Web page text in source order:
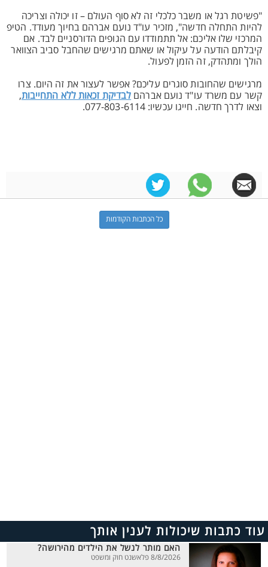
"פשיטת רגל או משבר כלכלי זה לא סוף העולם – זו יכולה וצריכה
להיות התחלה חדשה", מזכיר עו"ד נועם אברהם בחיוך מעודד. הטיפ
המרכזי שלו אליכם: אל תתמודדו עם הגופים הדורסניים לבד. אם
קיבלתם הודעה על עיקול או שאתם מרגישים שהחבל סביב הצוואר
הולך ומתהדק, זה הזמן לפעול.
מרגישים שהחובות סוגרים עליכם? אפשר לעצור את זה היום. צרו
קשר עם משרד עו"ד נועם אברהם לבדיקת זכאות ללא התחייבות,
וצאו לדרך חדשה. חייגו עכשיו: 077-803-6114.
כל הכתבות הקודמות
עוד כתבות שיכולות לענין אותך
האם מותר לנשל את הילדים מהירושה?
8/8/2026 פלאשנט חוק ומשפט